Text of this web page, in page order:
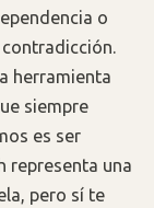
o
herramienta
siempre
es ser
representa una
pero sí te